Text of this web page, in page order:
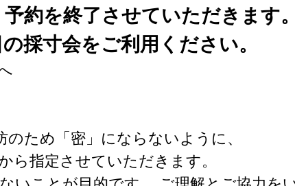
約を終了させていただきます
採寸会をご利用ください。
ため「密」にならないように、
ら指定させていただきます。